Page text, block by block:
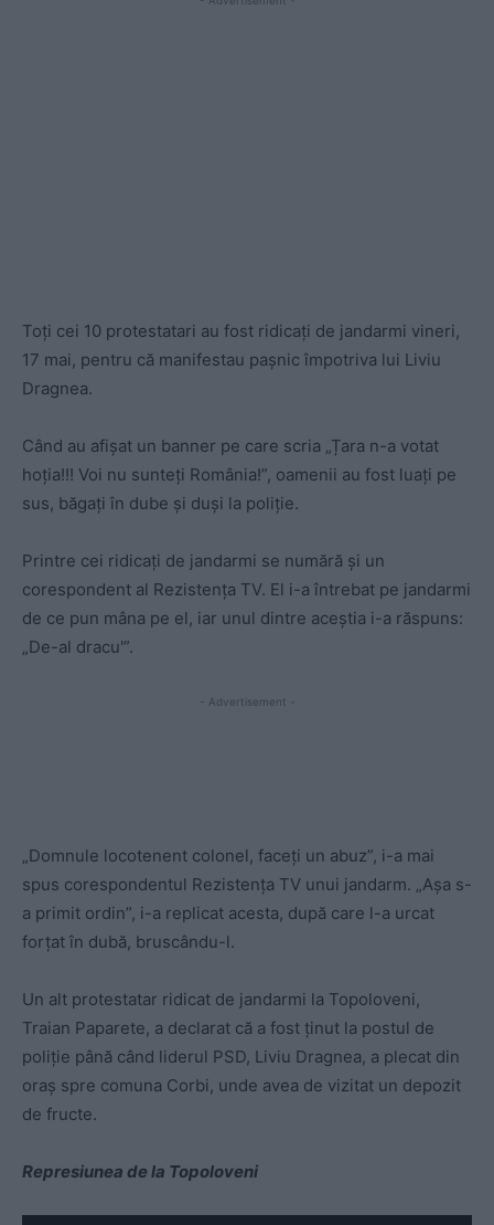
Toți cei 10 protestatari au fost ridicați de jandarmi vineri,
17 mai, pentru că manifestau pașnic împotriva lui Liviu
Dragnea.
Când au afișat un banner pe care scria „Țara n-a votat
hoția!!! Voi nu sunteți România!”, oamenii au fost luați pe
sus, băgați în dube și duși la poliție.
Printre cei ridicați de jandarmi se numără și un
corespondent al Rezistența TV. El i-a întrebat pe jandarmi
de ce pun mâna pe el, iar unul dintre aceștia i-a răspuns:
„De-al dracu'”.
- Advertisement -
„Domnule locotenent colonel, faceți un abuz”, i-a mai
spus corespondentul Rezistența TV unui jandarm. „Așa s-
a primit ordin”, i-a replicat acesta, după care l-a urcat
forțat în dubă, bruscându-l.
Un alt protestatar ridicat de jandarmi la Topoloveni,
Traian Paparete, a declarat că a fost ținut la postul de
poliție până când liderul PSD, Liviu Dragnea, a plecat din
oraș spre comuna Corbi, unde avea de vizitat un depozit
de fructe.
Represiunea de la Topoloveni